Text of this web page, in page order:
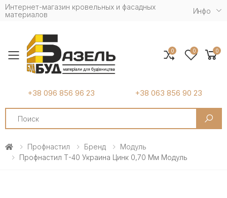
Интернет-магазин кровельных и фасадных
материалов
Инфо
Toggle mobile menu
+38 096 856 96 23 +38 063 856 90 23
Search
0 0 0
Профнастил Бренд
Модуль
Профнастил Т-40 Украина Цинк 0,70 Мм Модуль